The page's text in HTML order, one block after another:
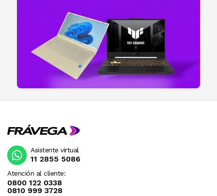
Atención al cliente:
0800 122 0338
0810 999 3728
Asistente virtual
11 2855 5086